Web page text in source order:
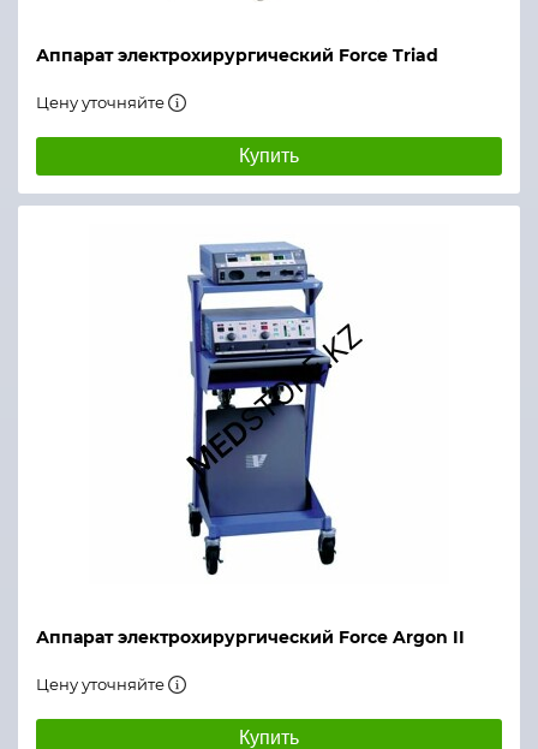
Аппарат электрохирургический Force Triad
Цену уточняйте
Купить
Аппарат электрохирургический Force Argon II
Цену уточняйте
Купить